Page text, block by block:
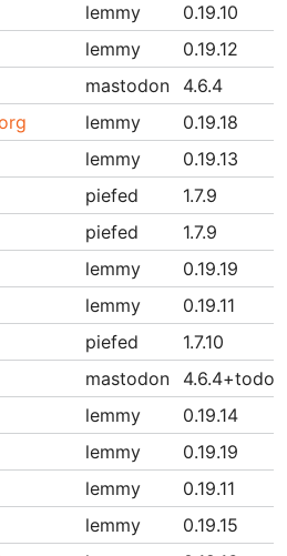
lemmy
0.19.10
lemmy
0.19.12
mastodon
4.6.4
lemmy
0.19.18
lemmy
0.19.13
piefed
1.7.9
piefed
1.7.9
lemmy
0.19.19
lemmy
0.19.11
piefed
1.7.10
mastodon
4.6.4+todon
lemmy
0.19.14
lemmy
0.19.19
lemmy
0.19.11
lemmy
0.19.15